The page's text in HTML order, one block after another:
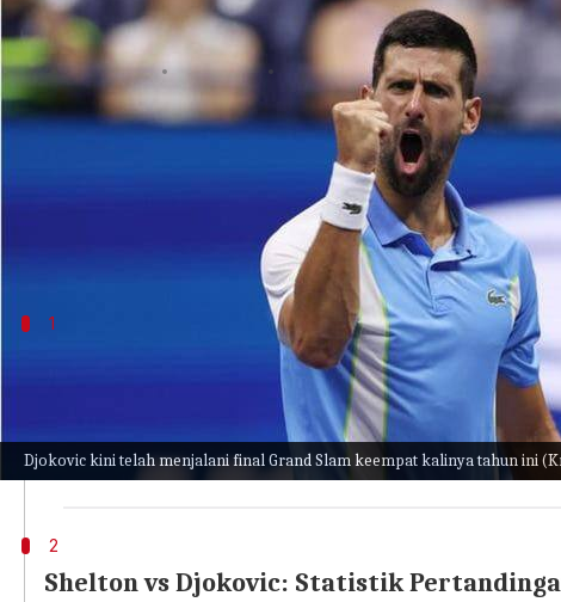
Djokovic kini telah menjalani final Grand Slam keempat kalinya tahun ini
Novak Djokovic Melaju Ke Final
menulis Handoko Sep 11, 2023 11:21 am
Bintang tenis asal Serbia, Novak Djokovic
. Djokovic terlalu tangguh untuk dihadapi
1
Final Karir Ke-36 Untuk Djokovic
Djokovic telah memastikan final Grand Slam ke-36
, Djokovic memiliki rekor
menjadi 87-13 (pertandingan). Secara keseluruhan, ia
2
Shelton vs Djokovic: Statistik